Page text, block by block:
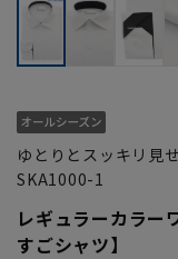
ゆとりとスッキリ見
SKA1000-1
レギュラーカラー
すごシャツ】